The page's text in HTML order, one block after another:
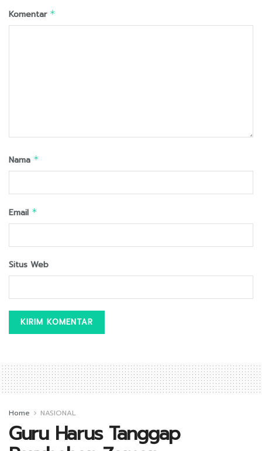
Komentar *
Nama *
Email *
Situs Web
Home NASIONAL
Guru Harus Tanggap